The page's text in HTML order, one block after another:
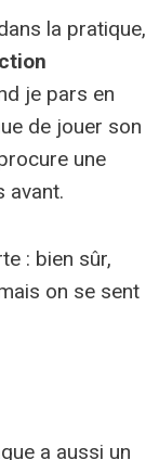
la pratique,
je pars en
de jouer son
une
avant.
: bien sûr,
on se sent
a aussi un